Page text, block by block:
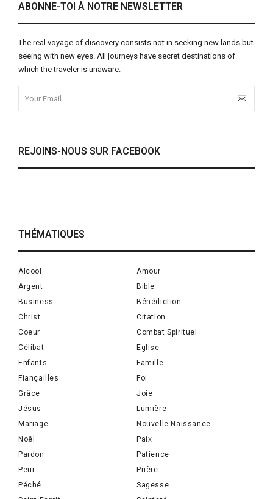
ABONNE-TOI À NOTRE NEWSLETTER
The real voyage of discovery consists not in seeking new lands but
seeing with new eyes. All journeys have secret destinations of
which the traveler is unaware.
REJOINS-NOUS SUR FACEBOOK
THÉMATIQUES
Alcool
Amour
Argent
Bible
Business
Bénédiction
Christ
Citation
Coeur
Combat Spirituel
Célibat
Eglise
Enfants
Famille
Fiançailles
Foi
Grâce
Joie
Jésus
Lumière
Mariage
Nouvelle Naissance
Noël
Paix
Pardon
Patience
Peur
Prière
Péché
Sagesse